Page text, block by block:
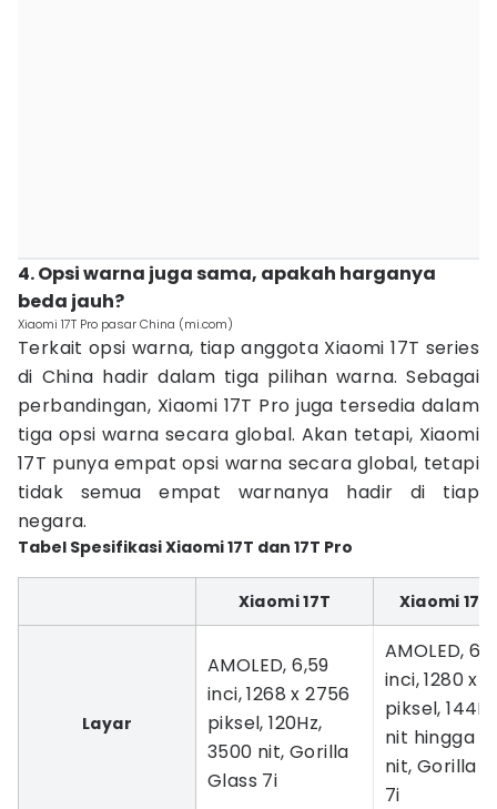
4. Opsi warna juga sama, apakah harganya
beda jauh?
Xiaomi 17T Pro pasar China (mi.com)
Terkait opsi warna, tiap anggota Xiaomi 17T series
di China hadir dalam tiga pilihan warna. Sebagai
perbandingan, Xiaomi 17T Pro juga tersedia dalam
tiga opsi warna secara global. Akan tetapi, Xiaomi
17T punya empat opsi warna secara global, tetapi
tidak semua empat warnanya hadir di tiap
negara.
Tabel Spesifikasi Xiaomi 17T dan 17T Pro
Xiaomi 17T Xiaomi 17T
Layar
AMOLED, 6,59
inci, 1268 x 2756
piksel, 120Hz,
3500 nit, Gorilla
Glass 7i
AMOLED,
inci, 1280 x
piksel,
nit hingga
nit, Gorilla
7i